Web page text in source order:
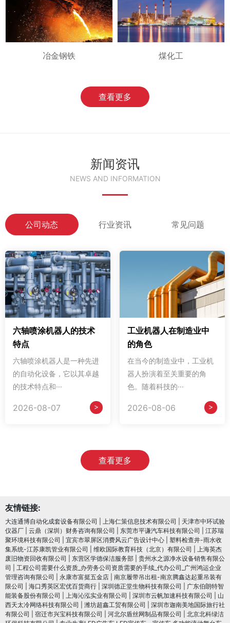
冶金钢铁 煤化工
查看更多
新闻资讯
NEWS AND INFORMATION
公司动态 行业资讯 常见问题
六轴喷涂机器人的技术
特点
六轴喷涂机器人是一种先进
的自动化设备，它以其卓越
的技术特点和···
2026-08-07 >
工业机器人在制造业中
的角色
在当今的制造业中，工业机
器人扮演着至关重要的角
色。随着科技的···
2026-08-06 >
查看更多
友情链接:
大连通博自动化成套设备有限公司 上海仁策信息技术有限公司
天津市中环试验
仪器厂
云鼎（深圳）财务咨询有限公司 东莞市平谦汽车科技有限公司
江苏瑞
聚环境科技有限公司
宜宾市翠屏区消费风云广告设计中心
塑料检查井-雨水收
集系统-江苏康凯管业有限公司
维欧国际教育科技（北京）有限公司
上海英杰
废旧物资回收有限公司
东营区学德保洁服务部
贵州水之源净水设备销售有限公
司
工程公司需要什么资质_办劳务公司资质需要的手续_代办公司_广州鸿运企业
管理咨询有限公司
永康市富挺五金店
南京履带吊出租-南京腾鑫达起重吊装有
限公司
海口秀英区宏优百货商行 深圳德正堂生物科技有限公司
广东伯朗特智
能装备股份有限公司
上海沁泓实业有限公司 深圳市云帆加速科技有限公司
山
西天太冷网络科技有限公司
潍坊超鑫工贸有限公司
深圳市迦南美地国际旅行社
有限公司
宿迁市兴宝科技有限公司 河北尔盾丝网制品有限公司
北京北科绿洁